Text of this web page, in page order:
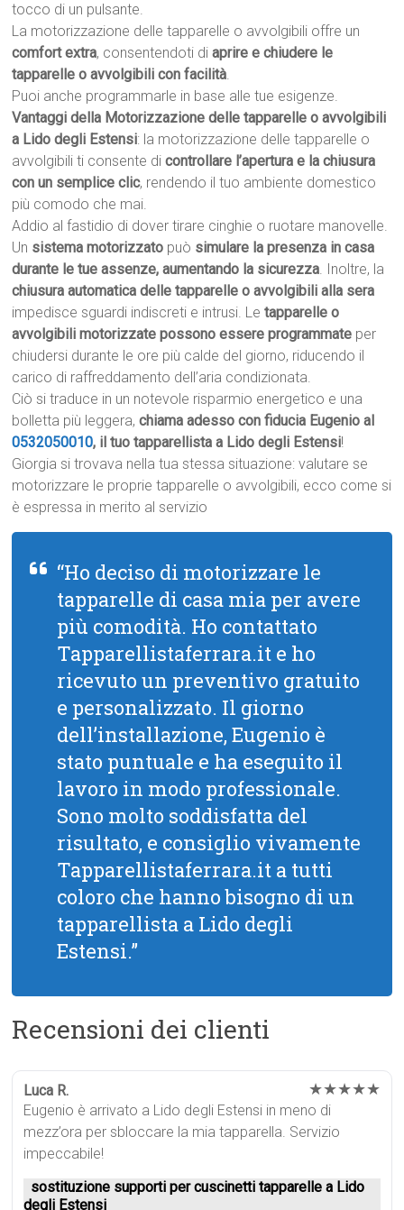
tocco di un pulsante.
La motorizzazione delle tapparelle o avvolgibili offre un
comfort extra, consentendoti diaprire e chiudere le
tapparelle o avvolgibili con facilità.
Puoi anche programmarle in base alle tue esigenze.
Vantaggi della Motorizzazione delle tapparelle o avvolgibili
a Lido degli Estensi: la motorizzazione delle tapparelle o
avvolgibili ti consente dicontrollare l’apertura e la chiusura
con un semplice clic, rendendo il tuo ambiente domestico
più comodo che mai.
Addio al fastidio di dover tirare cinghie o ruotare manovelle.
Un sistema motorizzato può simulare la presenza in casa
durante le tue assenze, aumentando la sicurezza. Inoltre, la
chiusura automatica delle tapparelle o avvolgibili alla sera
impedisce sguardi indiscreti e intrusi. Letapparelle o
avvolgibili motorizzate possono essere programmate per
chiudersi durante le ore più calde del giorno, riducendo il
carico di raffreddamento dell’aria condizionata.
Ciò si traduce in un notevole risparmio energetico e una
bolletta più leggera,chiama adesso con fiducia Eugenio al
0532050010, il tuo tapparellista a Lido degli Estensi!
Giorgia si trovava nella tua stessa situazione: valutare se
motorizzare le proprie tapparelle o avvolgibili, ecco come si
è espressa in merito al servizio
“Ho deciso di motorizzare le
tapparelle di casa mia per avere
più comodità. Ho contattato
Tapparellistaferrara.it e ho
ricevuto un preventivo gratuito
e personalizzato. Il giorno
dell’installazione, Eugenio è
stato puntuale e ha eseguito il
lavoro in modo professionale.
Sono molto soddisfatta del
risultato, e consiglio vivamente
Tapparellistaferrara.it a tutti
coloro che hanno bisogno di un
tapparellista a Lido degli
Estensi.”
Recensioni dei clienti
Luca R. ★★★★★
Eugenio è arrivato a Lido degli Estensi in meno di
mezz’ora per sbloccare la mia tapparella. Servizio
impeccabile!
sostituzione supporti per cuscinetti tapparelle a Lido
degli Estensi